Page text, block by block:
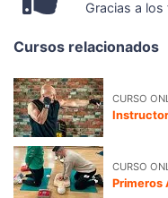
Gracias a
Cursos relacionados
CURSO
CURSO
Primeros